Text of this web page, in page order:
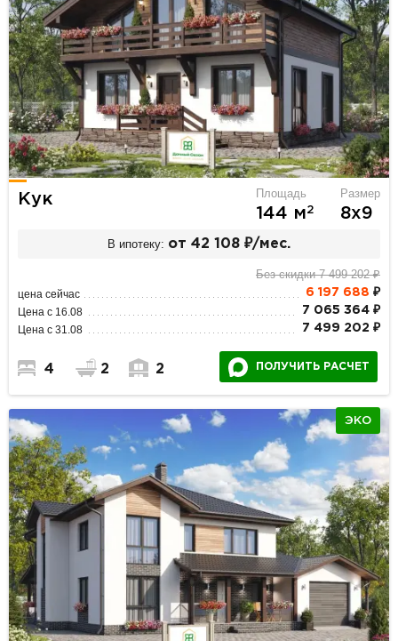
Кук Площадь
144 м2
Размер
8х9
В ипотеку: от 42 108 ₽/мес.
Без скидки 7 499 202 ₽
цена сейчас 6 197 688 ₽
Цена с 16.08 7 065 364 ₽
Цена с 31.08 7 499 202 ₽
4 2 2 ПОЛУЧИТЬ РАСЧЕТ
ЭКО